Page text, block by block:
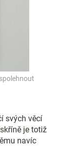
svých věcí
je totiž
navíc